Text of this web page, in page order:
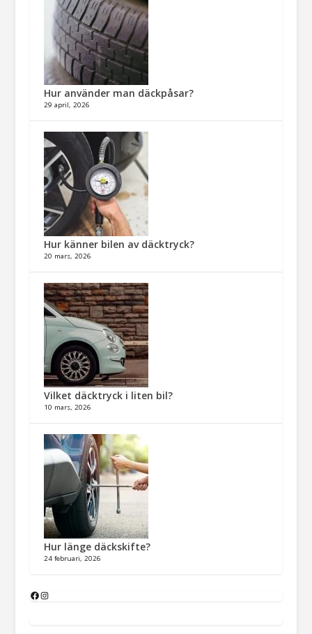
Hur använder man däckpåsar?
29 april, 2026
Hur känner bilen av däcktryck?
20 mars, 2026
Vilket däcktryck i liten bil?
10 mars, 2026
Hur länge däckskifte?
24 februari, 2026